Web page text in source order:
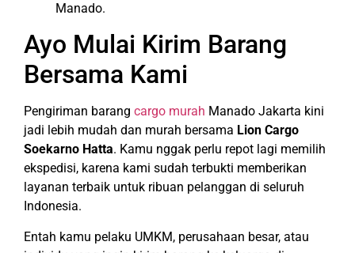
Manado.
Ayo Mulai Kirim Barang
Bersama Kami
Pengiriman barang cargo murah Manado Jakarta kini
jadi lebih mudah dan murah bersama Lion Cargo
Soekarno Hatta. Kamu nggak perlu repot lagi memilih
ekspedisi, karena kami sudah terbukti memberikan
layanan terbaik untuk ribuan pelanggan di seluruh
Indonesia.
Entah kamu pelaku UMKM, perusahaan besar, atau